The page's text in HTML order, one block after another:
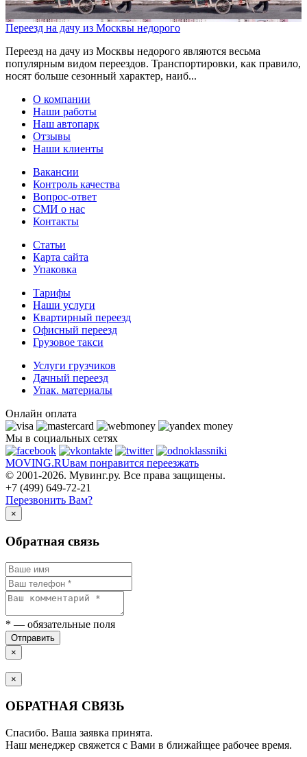
Переезд на дачу из Москвы недорого
Переезд на дачу из Москвы недорого являются весьма
популярным видом переездов. Транспортировки, как правило,
носят больше сезонный характер, наиб...
О компании
Наши работы
Наш автопарк
Отзывы
Наши клиенты
Вакансии
Контроль качества
Вопрос-ответ
СМИ о нас
Контакты
Статьи
Карта сайта
Упаковка
Тарифы
Наши услуги
Квартирный переезд
Офисный переезд
Грузовое такси
Услуги грузчиков
Дачный переезд
Упак. материалы
Онлайн оплата
Мы в социальных сетях
MOVING.RUвам понравится переезжать
© 2001-2026. Мувинг.ру. Все права защищены.
+7 (499) 649-72-21
Перезвонить Вам?
×
Обратная связь
* — обязательные поля
Отправить
×
×
ОБРАТНАЯ СВЯЗЬ
Спасибо. Ваша заявка принята.
Наш менеджер свяжется с Вами в ближайщее рабочее время.